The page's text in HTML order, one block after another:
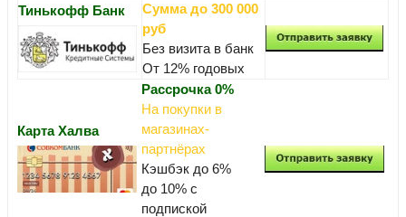
Тинькофф Банк
Сумма до 300 000
руб
Без визита в банк
От 12% годовых
Карта Халва
Рассрочка 0%
На покупки в
магазинах-
партнёрах
Кэшбэк до 6%
до 10% с
подпиской